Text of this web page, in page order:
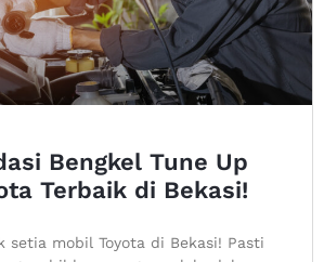
Bengkel Tune Up
Terbaik di Bekasi!
setia mobil Toyota di Bekasi! Pasti